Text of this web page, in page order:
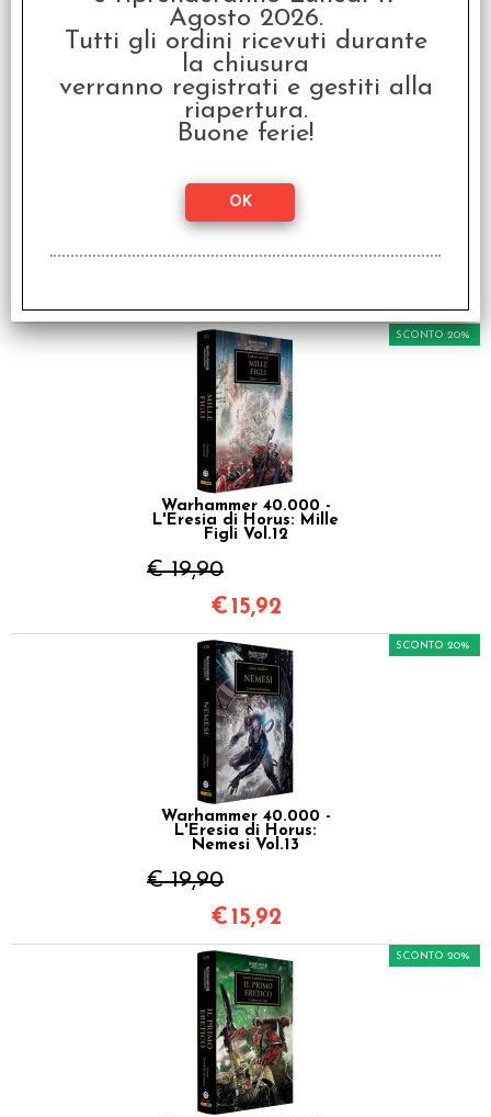
Warhammer 40.000 -
L'Eresia di Horus:
Angeli Caduti Vol.11
€ 19,90
Warhammer 40.000 -
L'Eresia di Horus: Mille
Figli Vol.12
€ 19,90
SCONTO 20%
€ 15,92
Warhammer 40.000 -
L'Eresia di Horus:
Nemesi Vol.13
€ 19,90
SCONTO 20%
€ 15,92
SCONTO 20%
Agosto 2026.
Tutti gli ordini ricevuti durante
la chiusura
verranno registrati e gestiti alla
riapertura.
Buone ferie!